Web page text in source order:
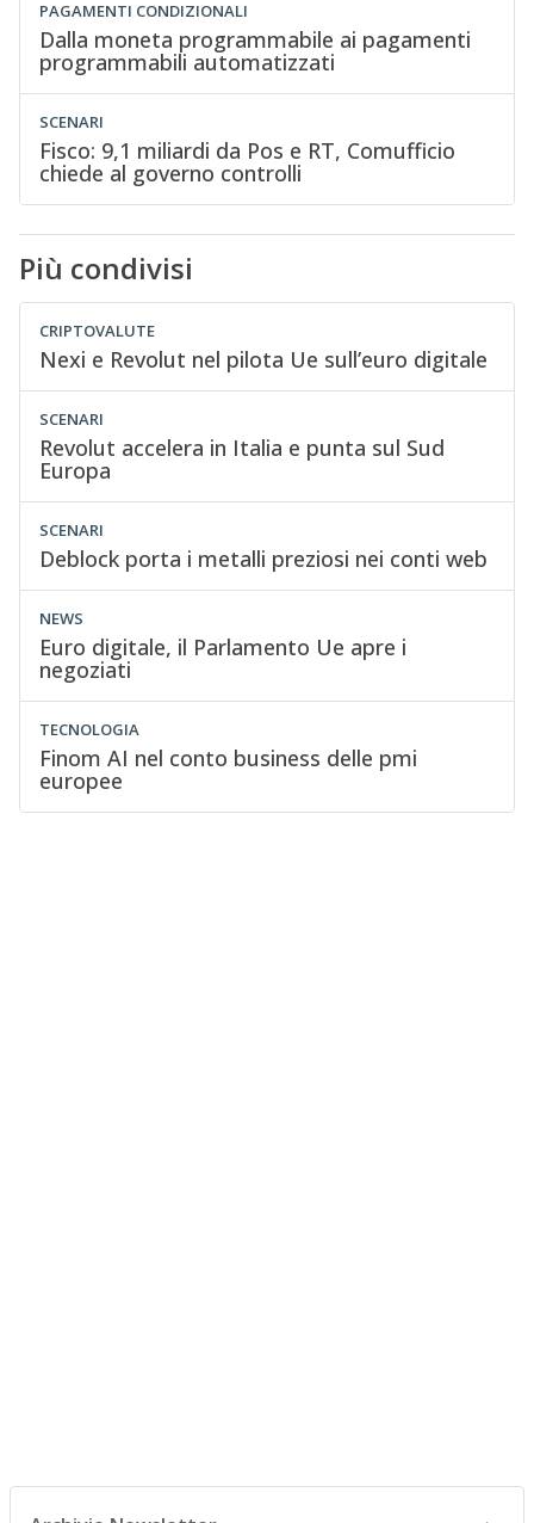
PAGAMENTI CONDIZIONALI
Dalla moneta programmabile ai pagamenti
programmabili automatizzati
SCENARI
Fisco: 9,1 miliardi da Pos e RT, Comufficio
chiede al governo controlli
Più condivisi
CRIPTOVALUTE
Nexi e Revolut nel pilota Ue sull’euro digitale
SCENARI
Revolut accelera in Italia e punta sul Sud
Europa
SCENARI
Deblock porta i metalli preziosi nei conti web
NEWS
Euro digitale, il Parlamento Ue apre i
negoziati
TECNOLOGIA
Finom AI nel conto business delle pmi
europee